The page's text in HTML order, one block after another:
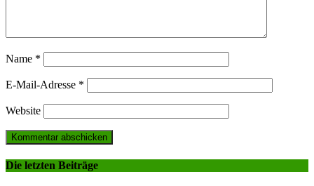
Name *
E-Mail-Adresse *
Website
Die letzten Beiträge